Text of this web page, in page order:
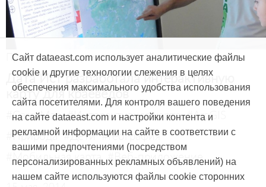
Продукты и услуги
Дата Ист разработала интерактивную
карту для краеведов
#CarryMap #Интерактивная карта #ArcGIS
#Природа #Дети #География
#Мобильная карта #Веб-приложение
Сайт dataeast.com использует аналитические файлы
cookie и другие технологии слежения в целях
обеспечения максимального удобства использования
сайта посетителями. Для контроля вашего поведения
на сайте dataeast.com и настройки контента и
рекламной информации на сайте в соответствии с
вашими предпочтениями (посредством
персонализированных рекламных объявлений) на
нашем сайте используются файлы cookie сторонних